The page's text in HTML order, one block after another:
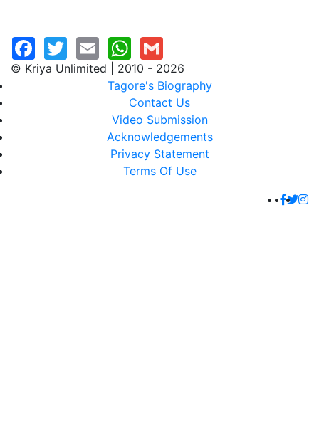
© Kriya Unlimited | 2010 - 2026
Tagore's Biography
Contact Us
Video Submission
Acknowledgements
Privacy Statement
Terms Of Use